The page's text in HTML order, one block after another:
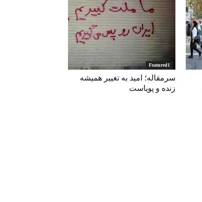
Featured1
سرمقاله؛ امید به تغییر همیشه
زنده و پویاست